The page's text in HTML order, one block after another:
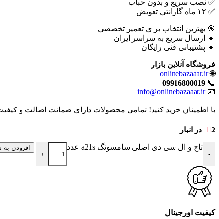
✅ نصب سریع و بدون حباب
✅ ۱۲ ماه گارانتی تعویض
🎯 بهترین انتخاب برای تعمیر تخصصی
🔹 ارسال سریع به سراسر ایران
🔹 پشتیبانی فنی رایگان
فروشگاه آنلاین بازار
🌐
onlinebazaaar.ir
📞
09916800019
📧
info@onlinebazaaar.ir
با اطمینان خرید کنید! تمامی محصولات دارای ضمانت اصالت و
2 در انبار
-
تاچ و ال سی دی اصلی سامسونگ a21s عدد
+
افزودن به
کیفیت اورجینال